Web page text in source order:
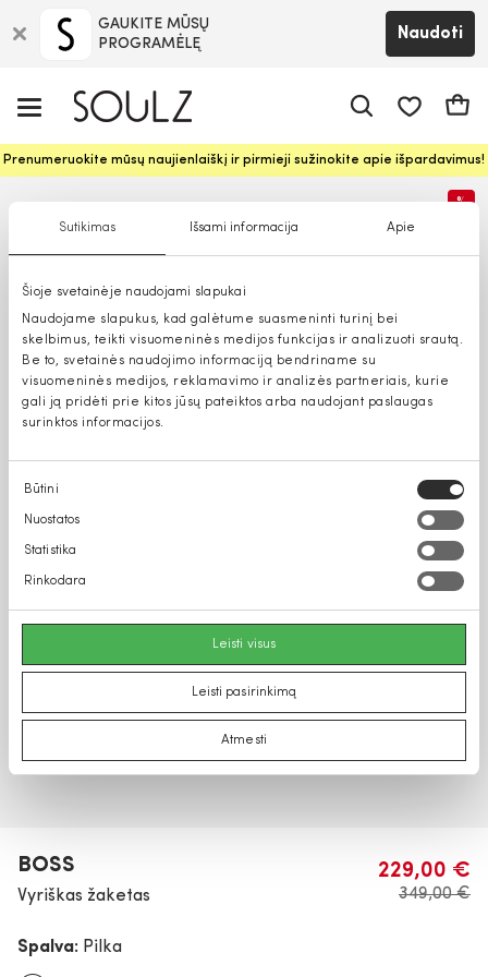
Sutikimas Išsami informacija Apie
Šioje svetainėje naudojami slapukai
Naudojame slapukus, kad galėtume suasmeninti turinį bei
skelbimus, teikti visuomeninės medijos funkcijas ir analizuoti srautą.
Be to, svetainės naudojimo informaciją bendriname su
visuomeninės medijos, reklamavimo ir analizės partneriais, kurie
gali ją pridėti prie kitos jūsų pateiktos arba naudojant paslaugas
surinktos informacijos.
Sutikimo
pasirinkimas
Būtini
Nuostatos
Statistika
Rinkodara
Leisti visus
Leisti pasirinkimą
Atmesti
GAUKITE MŪSŲ
PROGRAMĖLĘ
Naudoti
Prenumeruokite mūsų naujienlaiškį ir pirmieji sužinokite apie išpardavimus!
%
BOSS
Vyriškas žaketas
229,00 €
349,00 €
Spalva: Pilka